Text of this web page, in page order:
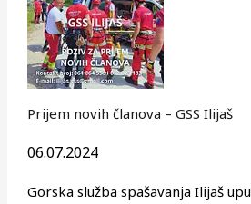
Prijem novih članova – GSS Ilijaš
06.07.2024
Gorska služba spašavanja Ilijaš